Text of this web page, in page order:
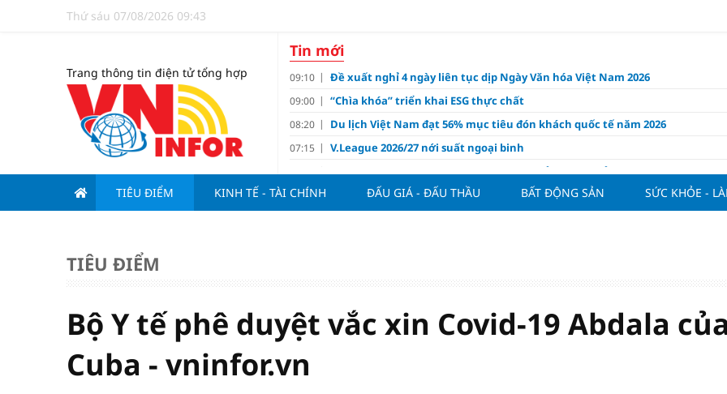
Thứ sáu 07/08/2026 09:43
Trang thông tin điện tử tổng hợp
Tin mới
09:10 Đề xuất nghỉ 4 ngày liên tục dịp Ngày Văn hóa Việt Nam 2026
09:00 “Chìa khóa” triển khai ESG thực chất
08:20 Du lịch Việt Nam đạt 56% mục tiêu đón khách quốc tế năm 2026
07:15 V.League 2026/27 nới suất ngoại binh
07:00 Hoàn thiện quy định người nước ngoài sở hữu nhà ở
18:05
Tử vi hôm nay, xem tử vi 12 con giáp hôm nay ngày 7/8/2026: Tuổi Thân làm
việc chăm chỉ
13:00 Nghiên cứu tính tiền gửi Kho bạc vào nguồn vốn huy động của ngân hàng
TIÊU ĐIỂM KINH TẾ - TÀI CHÍNH ĐẤU GIÁ - ĐẤU THẦU BẤT ĐỘNG SẢN SỨC KHỎE -
TIÊU ĐIỂM
Bộ Y tế phê duyệt vắc xin Covid-19 Abdala của
Cuba - vninfor.vn